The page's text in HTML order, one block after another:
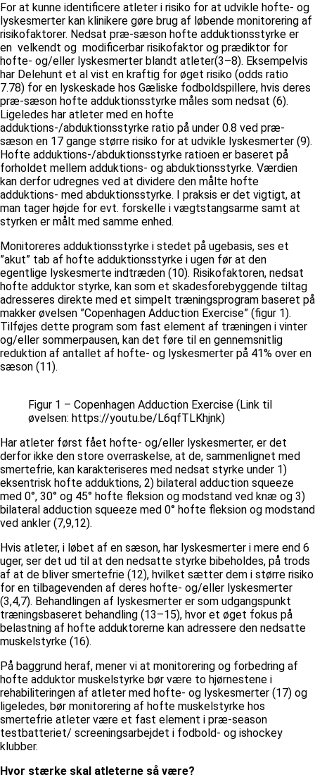
For at kunne identificere atleter i risiko for at udvikle hofte- og
lyskesmerter kan klinikere gøre brug af løbende monitorering af
risikofaktorer. Nedsat præ-sæson hofte adduktionsstyrke er
en velkendt og modificerbar risikofaktor og prædiktor for
hofte- og/eller lyskesmerter blandt atleter(3–8). Eksempelvis
har Delehunt et al vist en kraftig for øget risiko (odds ratio
7.78) for en lyskeskade hos Gæliske fodboldspillere, hvis deres
præ-sæson hofte adduktionsstyrke måles som nedsat (6).
Ligeledes har atleter med en hofte
adduktions-/abduktionsstyrke ratio på under 0.8 ved præ-
sæson en 17 gange større risiko for at udvikle lyskesmerter (9).
Hofte adduktions-/abduktionsstyrke ratioen er baseret på
forholdet mellem adduktions- og abduktionsstyrke. Værdien
kan derfor udregnes ved at dividere den målte hofte
adduktions- med abduktionsstyrke. I praksis er det vigtigt, at
man tager højde for evt. forskelle i vægtstangsarme samt at
styrken er målt med samme enhed.
Monitoreres adduktionsstyrke i stedet på ugebasis, ses et
”akut” tab af hofte adduktionsstyrke i ugen før at den
egentlige lyskesmerte indtræden (10). Risikofaktoren, nedsat
hofte adduktor styrke, kan som et skadesforebyggende tiltag
adresseres direkte med et simpelt træningsprogram baseret på
makker øvelsen ”Copenhagen Adduction Exercise” (figur 1).
Tilføjes dette program som fast element af træningen i vinter
og/eller sommerpausen, kan det føre til en gennemsnitlig
reduktion af antallet af hofte- og lyskesmerter på 41% over en
sæson (11).
Figur 1 – Copenhagen Adduction Exercise (Link til
øvelsen: https://youtu.be/L6qfTLKhjnk)
Har atleter først fået hofte- og/eller lyskesmerter, er det
derfor ikke den store overraskelse, at de, sammenlignet med
smertefrie, kan karakteriseres med nedsat styrke under 1)
eksentrisk hofte adduktions, 2) bilateral adduction squeeze
med 0°, 30° og 45° hofte fleksion og modstand ved knæ og 3)
bilateral adduction squeeze med 0° hofte fleksion og modstand
ved ankler (7,9,12).
Hvis atleter, i løbet af en sæson, har lyskesmerter i mere end 6
uger, ser det ud til at den nedsatte styrke bibeholdes, på trods
af at de bliver smertefrie (12), hvilket sætter dem i større risiko
for en tilbagevenden af deres hofte- og/eller lyskesmerter
(3,4,7). Behandlingen af lyskesmerter er som udgangspunkt
træningsbaseret behandling (13–15), hvor et øget fokus på
belastning af hofte adduktorerne kan adressere den nedsatte
muskelstyrke (16).
På baggrund heraf, mener vi at monitorering og forbedring af
hofte adduktor muskelstyrke bør være to hjørnestene i
rehabiliteringen af atleter med hofte- og lyskesmerter (17) og
ligeledes, bør monitorering af hofte muskelstyrke hos
smertefrie atleter være et fast element i præ-season
testbatteriet/ screeningsarbejdet i fodbold- og ishockey
klubber.
Hvor stærke skal atleterne så være?